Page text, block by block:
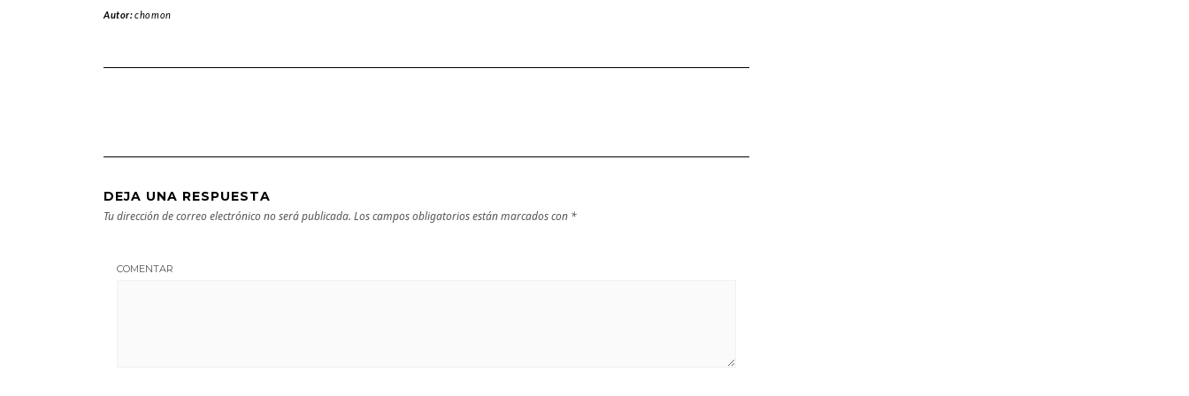
Autor:chomon
DEJA UNA RESPUESTA
Tu dirección de correo electrónico no será publicada. Los campos obligatorios están marcados con *
COMENTAR